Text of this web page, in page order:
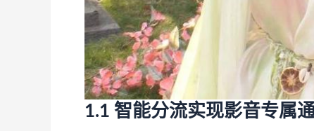
1.1 智能分流实现影音专属